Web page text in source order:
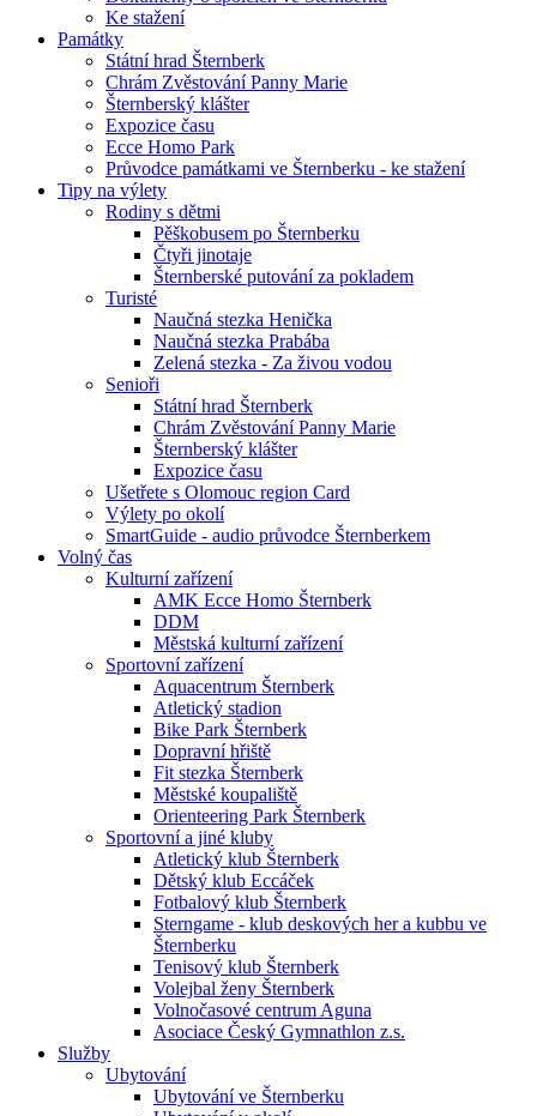
Ke stažení
Památky
Státní hrad Šternberk
Chrám Zvěstování Panny Marie
Šternberský klášter
Expozice času
Ecce Homo Park
Průvodce památkami ve Šternberku - ke stažení
Tipy na výlety
Rodiny s dětmi
Pěškobusem po Šternberku
Čtyři jinotaje
Šternberské putování za pokladem
Turisté
Naučná stezka Henička
Naučná stezka Prabába
Zelená stezka - Za živou vodou
Senioři
Státní hrad Šternberk
Chrám Zvěstování Panny Marie
Šternberský klášter
Expozice času
Ušetřete s Olomouc region Card
Výlety po okolí
SmartGuide - audio průvodce Šternberkem
Volný čas
Kulturní zařízení
AMK Ecce Homo Šternberk
DDM
Městská kulturní zařízení
Sportovní zařízení
Aquacentrum Šternberk
Atletický stadion
Bike Park Šternberk
Dopravní hřiště
Fit stezka Šternberk
Městské koupaliště
Orienteering Park Šternberk
Sportovní a jiné kluby
Atletický klub Šternberk
Dětský klub Eccáček
Fotbalový klub Šternberk
Sterngame - klub deskových her a kubbu ve
Šternberku
Tenisový klub Šternberk
Volejbal ženy Šternberk
Volnočasové centrum Aguna
Asociace Český Gymnathlon z.s.
Služby
Ubytování
Ubytování ve Šternberku